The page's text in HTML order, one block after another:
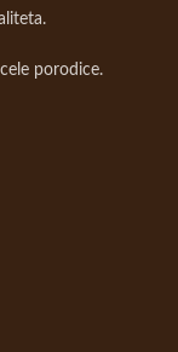
porodice.